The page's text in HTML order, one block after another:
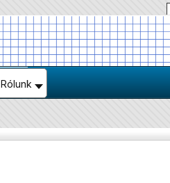
Rólunk